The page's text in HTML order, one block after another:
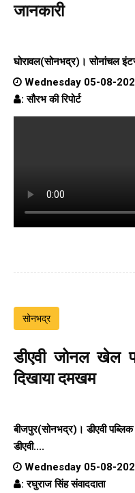
जानकारी
घोरावल(सोनभद्र)। सोनांचल
Wednesday 05-08-
: सौरभ की रिपोर्ट
सोनभद्र
डीएवी जोनल खेल
दिखाया दमखम
बीजपुर(सोनभद्र)। डीएवी
डीएवी....
Wednesday 05-08-
: रघुराज सिंह संवाददाता